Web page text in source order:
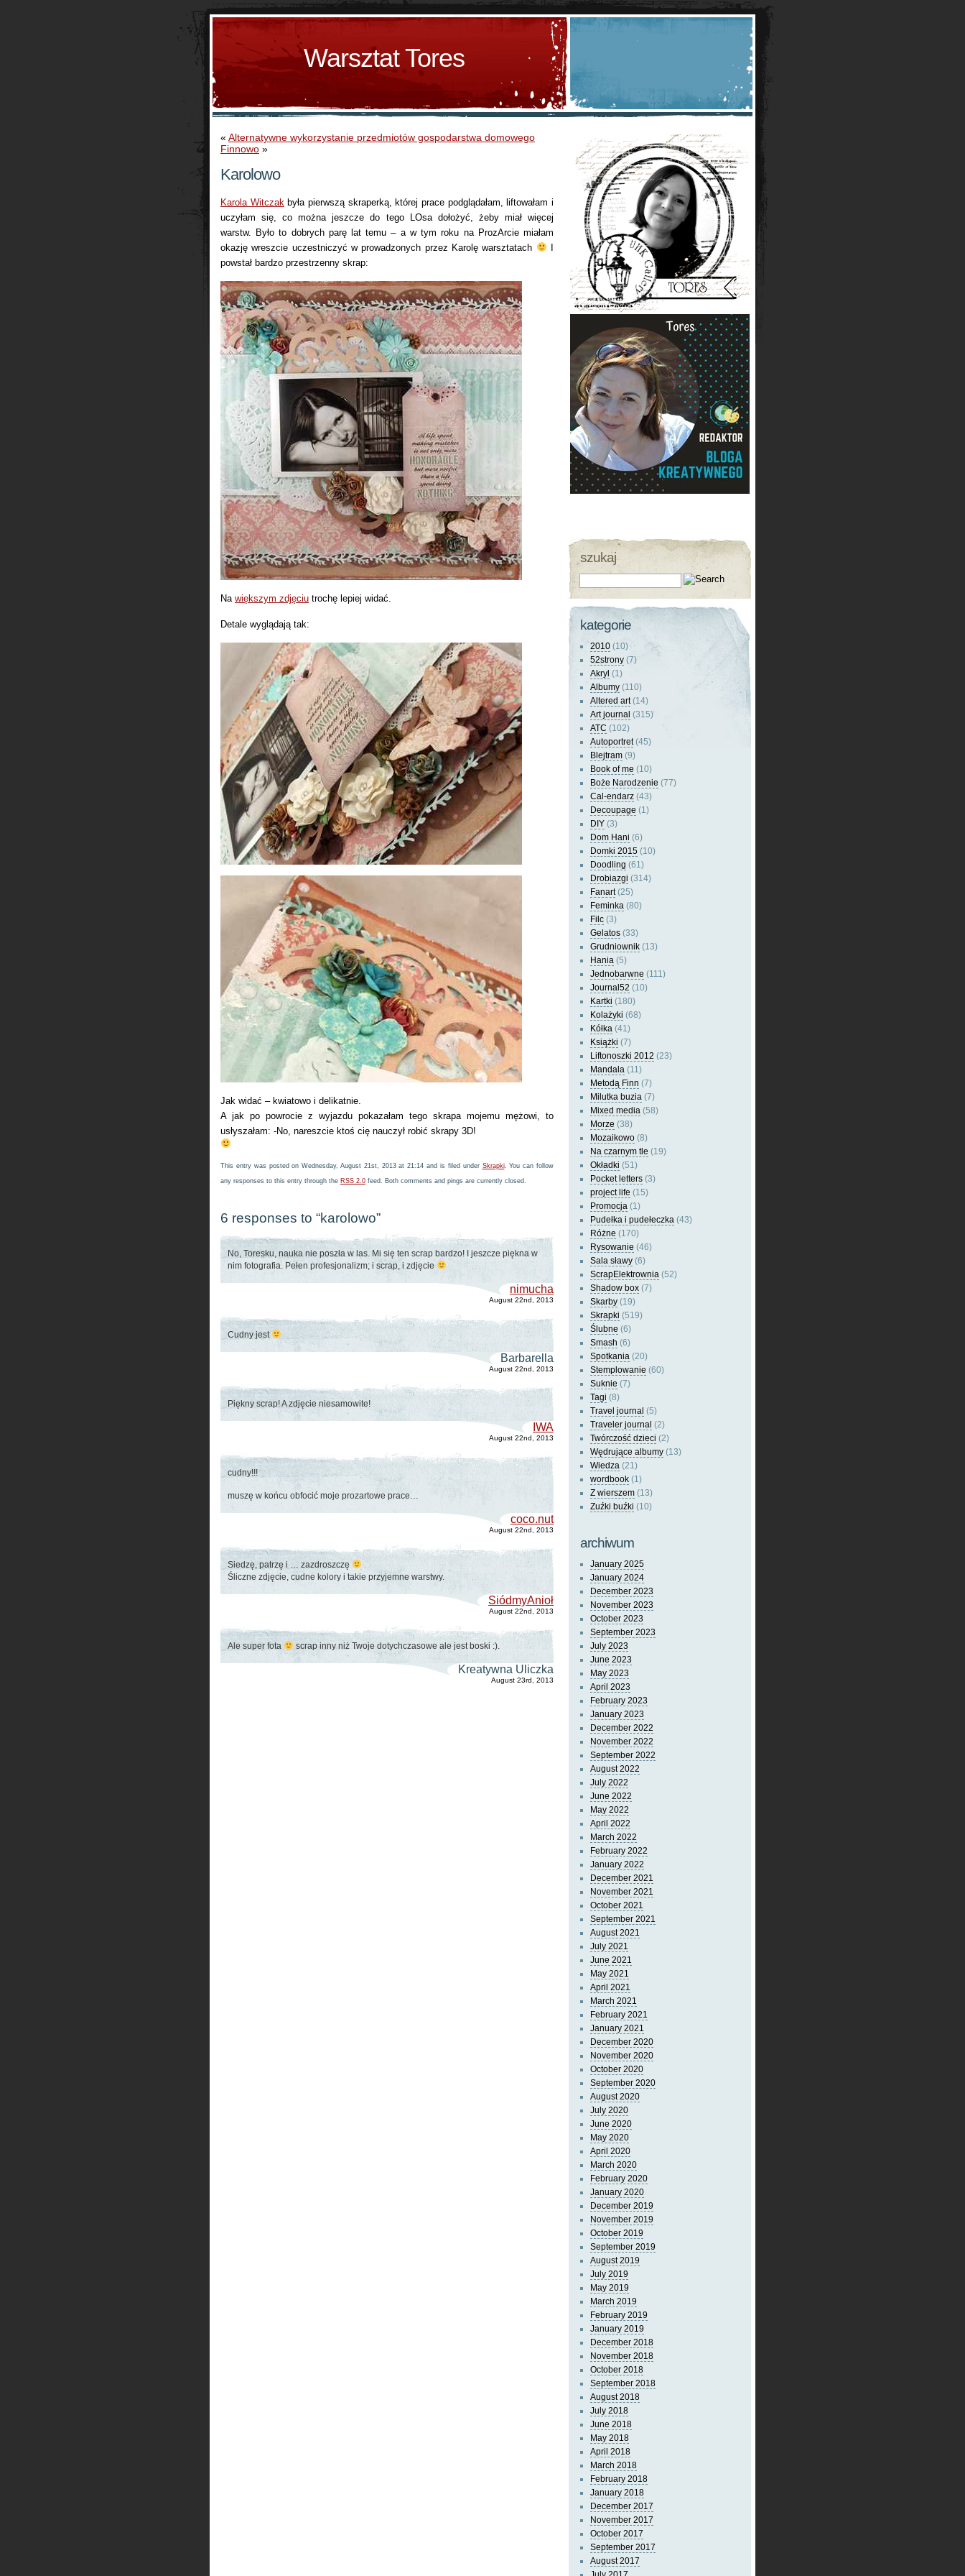
Warsztat Tores
« Alternatywne wykorzystanie przedmiotów gospodarstwa domowego
Finnowo »
Karolowo
Karola Witczakbyła pierwszą skraperką, której prace podglądałam, liftowałam i
uczyłam się, co można jeszcze do tego LOsa dołożyć, żeby miał więcej
warstw. Było to dobrych parę lat temu – a w tym roku na ProzArcie miałam
okazję wreszcie uczestniczyć w prowadzonych przez Karolę warsztatach
powstał bardzo przestrzenny skrap:
Na większym zdjęciu trochę lepiej widać.
Detale wyglądają tak:
Jak widać – kwiatowo i delikatnie.
A jak po powrocie z wyjazdu pokazałam tego skrapa mojemu mężowi, to
usłyszałam: -No, nareszcie ktoś cię nauczył robić skrapy 3D!
This entry was posted on Wednesday, August 21st, 2013 at 21:14 and is filed under Skrapki. You can follow
any responses to this entry through the RSS 2.0 feed. Both comments and pings are currently closed.
6 responses to “karolowo”
No, Toresku, nauka nie poszła w las. Mi się ten scrap bardzo! I jeszcze piękna w
nim fotografia. Pełen profesjonalizm; i scrap, i zdjęcie
nimucha
August 22nd, 2013
Cudny jest
Barbarella
August 22nd, 2013
Piękny scrap! A zdjęcie niesamowite!
IWA
August 22nd, 2013
cudny!!!
muszę w końcu obfocić moje prozartowe prace…
coco.nut
August 22nd, 2013
Siedzę, patrzę i … zazdroszczę
Śliczne zdjęcie, cudne kolory i takie przyjemne warstwy.
SiódmyAnioł
August 22nd, 2013
Ale super fota scrap inny niż Twoje dotychczasowe ale jest boski :).
Kreatywna Uliczka
August 23rd, 2013
szukaj
kategorie
2010 (10)
52strony (7)
Akryl (1)
Albumy (110)
Altered art(14)
Art journal (315)
ATC (102)
Autoportret(45)
Blejtram (9)
Book of me (10)
Boże Narodzenie (77)
Cal-endarz (43)
Decoupage (1)
DIY (3)
Dom Hani (6)
Domki 2015 (10)
Doodling (61)
Drobiazgi (314)
Fanart(25)
Feminka (80)
Filc (3)
Gelatos (33)
Grudniownik (13)
Hania (5)
Jednobarwne (111)
Journal52 (10)
Kartki (180)
Kolażyki (68)
Kółka (41)
Książki (7)
Liftonoszki 2012 (23)
Mandala (11)
Metodą Finn (7)
Milutka buzia (7)
Mixed media (58)
Morze (38)
Mozaikowo (8)
Na czarnym tle (19)
Okładki (51)
Pocket letters (3)
project life (15)
Promocja (1)
Pudełka i pudełeczka (43)
Różne (170)
Rysowanie (46)
Sala sławy (6)
ScrapElektrownia (52)
Shadow box (7)
Skarby (19)
Skrapki (519)
Ślubne (6)
Smash (6)
Spotkania (20)
Stemplowanie (60)
Suknie (7)
Tagi (8)
Travel journal (5)
Traveler journal (2)
Twórczość dzieci (2)
Wędrujące albumy (13)
Wiedza (21)
wordbook (1)
Z wierszem (13)
Zuźki buźki (10)
archiwum
January 2025
January 2024
December 2023
November 2023
October 2023
September 2023
July 2023
June 2023
May 2023
April 2023
February 2023
January 2023
December 2022
November 2022
September 2022
August 2022
July 2022
June 2022
May 2022
April 2022
March 2022
February 2022
January 2022
December 2021
November 2021
October 2021
September 2021
August 2021
July 2021
June 2021
May 2021
April 2021
March 2021
February 2021
January 2021
December 2020
November 2020
October 2020
September 2020
August 2020
July 2020
June 2020
May 2020
April 2020
March 2020
February 2020
January 2020
December 2019
November 2019
October 2019
September 2019
August 2019
July 2019
May 2019
March 2019
February 2019
January 2019
December 2018
November 2018
October 2018
September 2018
August 2018
July 2018
June 2018
May 2018
April 2018
March 2018
February 2018
January 2018
December 2017
November 2017
October 2017
September 2017
August 2017